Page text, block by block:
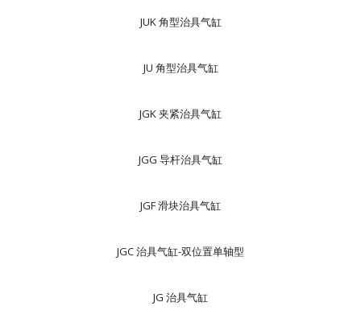
JUK 角型治具气缸
JU 角型治具气缸
JGK 夹紧治具气缸
JGG 导杆治具气缸
JGF 滑块治具气缸
JGC 治具气缸-双位置单轴型
JG 治具气缸